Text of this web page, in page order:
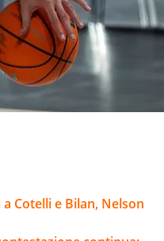
Cotelli e Bilan, Nelson